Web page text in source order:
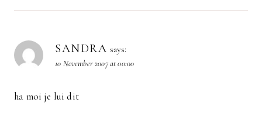
SANDRA says:
10 November 2007 at 00:00
ha moi je lui dit